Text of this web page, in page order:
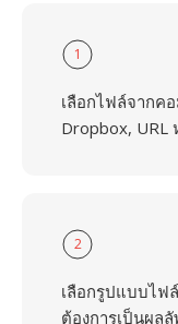
1
เลือกไฟล์จากค
Dropbox, URL
2
เลือกรูปแบบไฟ
ต้องการเป็นผล